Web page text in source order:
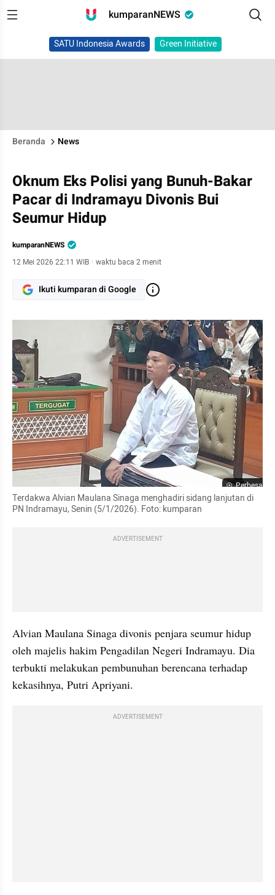
kumparanNEWS
SATU Indonesia Awards Green Initiative
Beranda News
Oknum Eks Polisi yang Bunuh-Bakar
Pacar di Indramayu Divonis Bui
Seumur Hidup
kumparanNEWS
12 Mei 2026 22:11 WIB · waktu baca 2 menit
Ikuti kumparan di Google
Perbesar
Terdakwa Alvian Maulana Sinaga menghadiri sidang lanjutan di
PN Indramayu, Senin (5/1/2026). Foto: kumparan
ADVERTISEMENT
Alvian Maulana Sinaga divonis penjara seumur hidup
oleh majelis hakim Pengadilan Negeri Indramayu. Dia
terbukti melakukan pembunuhan berencana terhadap
kekasihnya, Putri Apriyani.
ADVERTISEMENT